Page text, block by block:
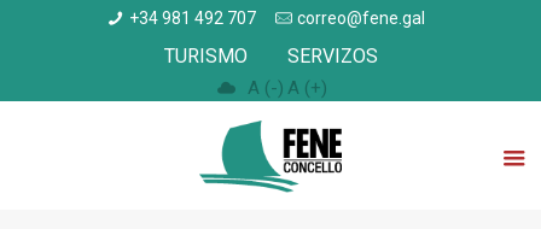
+34 981 492 707 correo@fene.gal
TURISMO SERVIZOS
A (-) A (+)